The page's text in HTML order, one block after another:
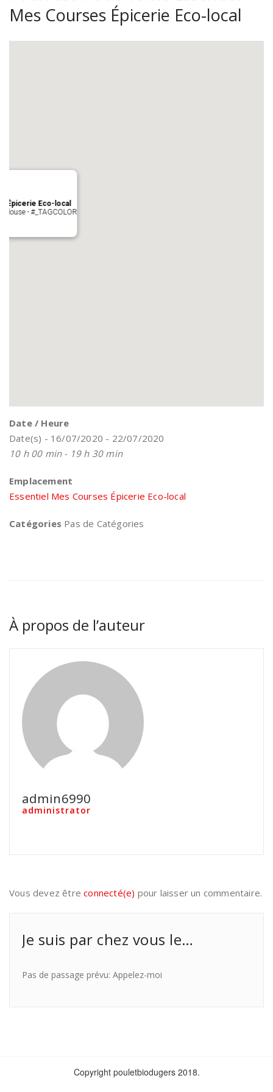
Mes Courses Épicerie Eco-local
Épicerie Eco-local
- #_TAGCOLOR
Date / Heure
Date(s) - 16/07/2020 - 22/07/2020
10 h 00 min - 19 h 30 min
Emplacement
Essentiel Mes Courses Épicerie Eco-local
Catégories Pas de Catégories
À propos de l’auteur
admin6990
administrator
Vous devez êtreconnecté(e) pour laisser un commentaire.
Je suis par chez vous le…
Pas de passage prévu: Appelez-moi
Copyright pouletbiodugers 2018.